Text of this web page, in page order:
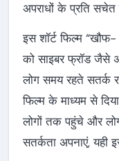
अपराधों के प्रति सचेत
इस शॉर्ट फिल्म
को साइबर फ्रॉड जैसे
लोग समय रहते सतर्क
फिल्म के माध्यम से
लोगों तक पहुंचे और
सतर्कता अपनाएं, यही